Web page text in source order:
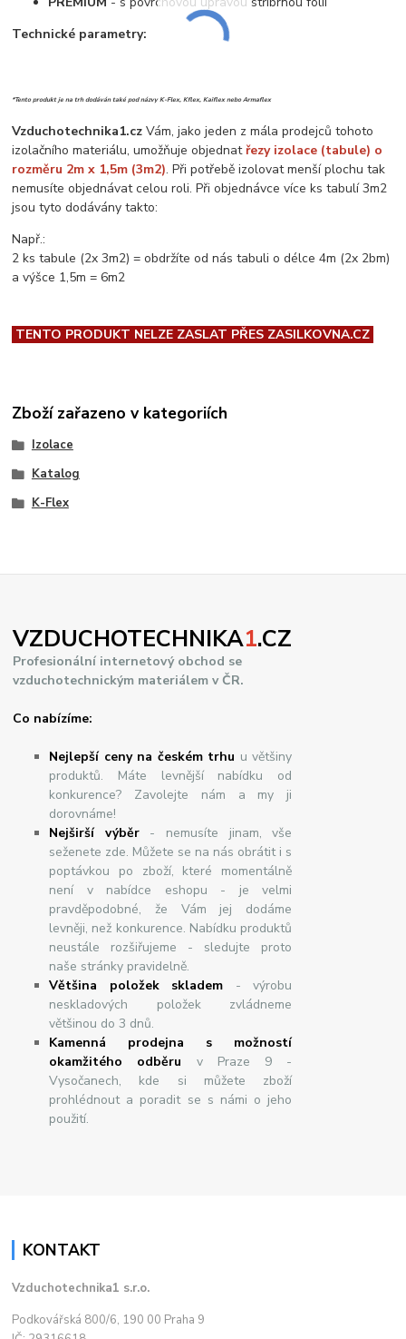
Technické parametry:
*Tento produkt je na trh dodáván také pod názvy K-Flex, Kflex, Kaiflex nebo Armaflex
Vzduchotechnika1.cz Vám, jako jeden z mála prodejců tohoto
izolačního materiálu, umožňuje objednat řezy izolace (tabule) o
rozměru 2m x 1,5m (3m2). Při potřebě izolovat menší plochu tak
nemusíte objednávat celou roli. Při objednávce více ks tabulí 3m2
jsou tyto dodávány takto:
Např.:
2 ks tabule (2x 3m2) = obdržíte od nás tabuli o délce 4m (2x 2bm)
a výšce 1,5m = 6m2
TENTO PRODUKT NELZE ZASLAT PŘES ZASILKOVNA.CZ
Zboží zařazeno v kategoriích
Izolace
Katalog
K-Flex
VZDUCHOTECHNIKA1.CZ
Profesionální internetový obchod se
vzduchotechnickým materiálem v ČR.
Co nabízíme:
Nejlepší ceny na českém trhu u většiny
produktů. Máte levnější nabídku od
konkurence? Zavolejte nám a my ji
dorovnáme!
Nejširšívýběr- nemusíte jinam, vše
seženete zde. Můžete se na nás obrátit i s
poptávkou po zboží, které momentálně
není v nabídce eshopu - je velmi
pravděpodobné, že Vám jej dodáme
levněji, než konkurence. Nabídku produktů
neustále rozšiřujeme - sledujte proto
naše stránky pravidelně.
Většina položek skladem - výrobu
neskladových položek zvládneme
většinou do 3 dnů.
Kamenná prodejna s možností
okamžitého odběru v Praze 9 -
Vysočanech, kde si můžete zboží
prohlédnout a poradit se s námi o jeho
použití.
KONTAKT
Vzduchotechnika1 s.r.o.
Podkovářská 800/6, 190 00 Praha 9